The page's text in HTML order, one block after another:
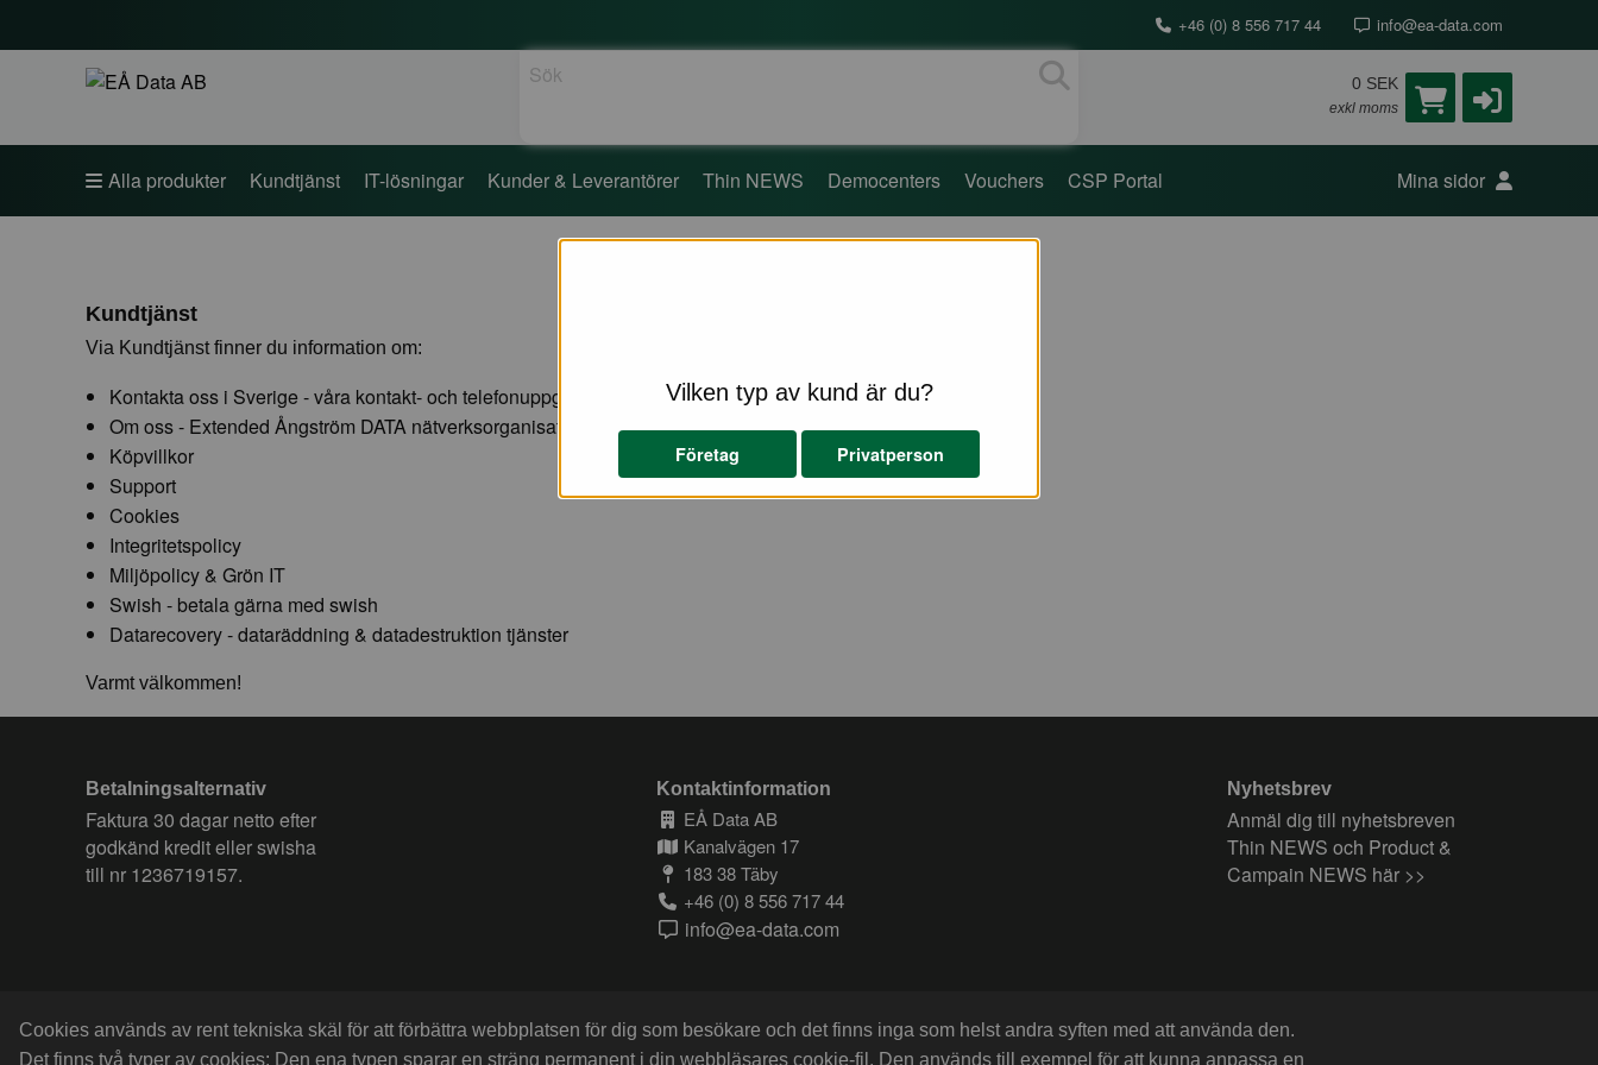
Cookies används av rent tekniska skäl för att förbättra webbplatsen för dig som besökare och det finns inga som helst andra syften med att använda den.
Det finns två typer av cookies: Den ena typen sparar en sträng permanent i din webbläsares cookie-fil. Den används till exempel för att kunna anpassa en
+46 (0) 8 556 717 44 info@ea-data.com
0 SEK
exkl moms
Sök
Alla produkter Kundtjänst IT-lösningar Kunder & Leverantörer Thin NEWS Democenters Vouchers CSP Portal Mina sidor
Kundtjänst
Via Kundtjänst finner du information om:
Kontakta oss i Sverige - våra kontakt- och telefonuppgifter
Om oss - Extended Ångström DATA nätverksorganisation
Köpvillkor
Support
Cookies
Integritetspolicy
Miljöpolicy & Grön IT
Swish - betala gärna med swish
Datarecovery - dataräddning & datadestruktion tjänster
Varmt välkommen!
Betalningsalternativ
Faktura 30 dagar netto efter
godkänd kredit eller swisha
till nr 1236719157.
Kontaktinformation
EÅ Data AB
Kanalvägen 17
183 38 Täby
+46 (0) 8 556 717 44
info@ea-data.com
Nyhetsbrev
Anmäl dig till nyhetsbreven
Thin NEWS och Product &
Campain NEWS här >>
Vilken typ av kund är du?
Företag Privatperson